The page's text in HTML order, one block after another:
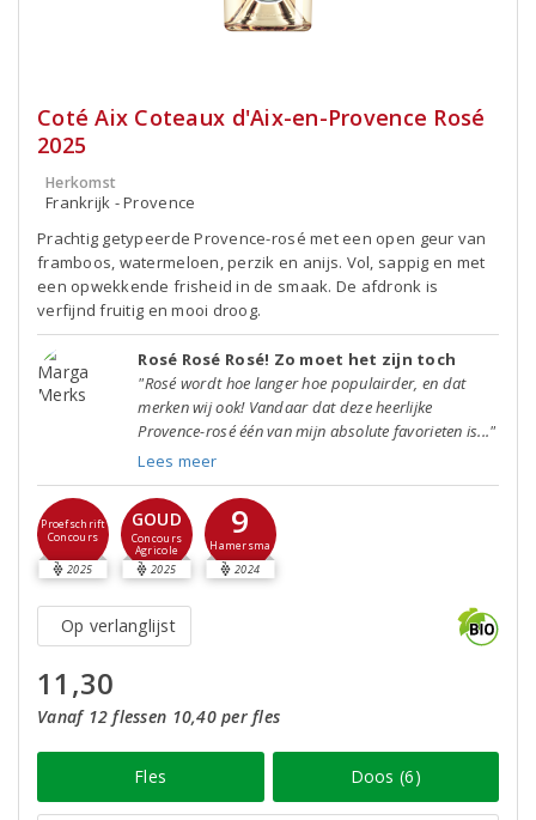
Coté Aix Coteaux d'Aix-en-Provence Rosé
2025
Herkomst
Frankrijk - Provence
Prachtig getypeerde Provence-rosé met een open geur van
framboos, watermeloen, perzik en anijs. Vol, sappig en met
een opwekkende frisheid in de smaak. De afdronk is
verfijnd fruitig en mooi droog.
Rosé Rosé Rosé! Zo moet het zijn toch
"Rosé wordt hoe langer hoe populairder, en dat
merken wij ook! Vandaar dat deze heerlijke
Provence-rosé één van mijn absolute favorieten is..."
Lees meer
Proefschrift
Concours
2025
GOUD
Concours
Agricole
2025
9
Hamersma
2024
Op verlanglijst
11,30
Vanaf 12 flessen 10,40 per fles
Fles Doos (6)